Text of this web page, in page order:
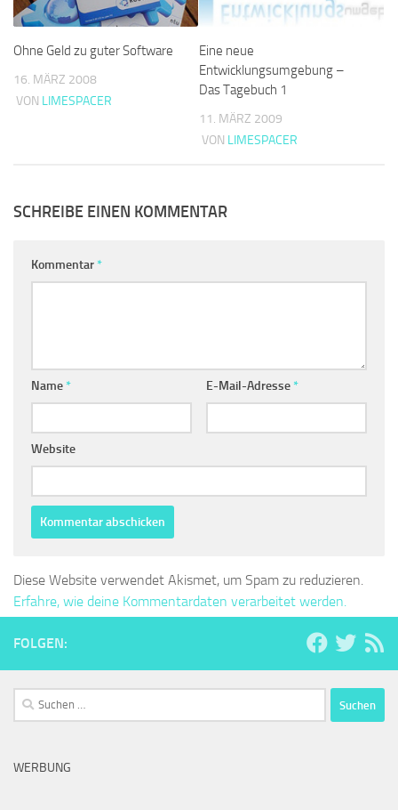
Ohne Geld zu guter Software
16. MÄRZ 2008
VON LIMESPACER
Eine neue
Entwicklungsumgebung –
Das Tagebuch 1
11. MÄRZ 2009
VON LIMESPACER
SCHREIBE EINEN KOMMENTAR
Kommentar*
Name* E-Mail-Adresse*
Website
Diese Website verwendet Akismet, um Spam zu reduzieren.
Erfahre, wie deine Kommentardaten verarbeitet werden.
FOLGEN:
Suchen
nach:
WERBUNG